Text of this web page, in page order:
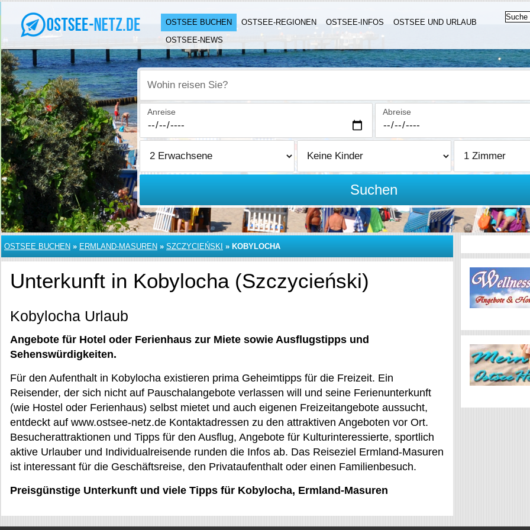
OSTSEE BUCHEN OSTSEE-REGIONEN OSTSEE-INFOS
OSTSEE UND URLAUB
OSTSEE-NEWS
Wohin reisen Sie?
Anreise Abreise
Suchen
OSTSEE BUCHEN » ERMLAND-MASUREN » SZCZYCIEŃSKI » KOBYLOCHA
Unterkunft in Kobylocha (Szczycieński)
Kobylocha Urlaub
Angebote für Hotel oder Ferienhaus zur Miete sowie Ausflugstipps und
Sehenswürdigkeiten.
Für den Aufenthalt in Kobylocha existieren prima Geheimtipps für die Freizeit. Ein
Reisender, der sich nicht auf Pauschalangebote verlassen will und seine Ferienunterkunft
(wie Hostel oder Ferienhaus) selbst mietet und auch eigenen Freizeitangebote aussucht,
entdeckt auf www.ostsee-netz.de Kontaktadressen zu den attraktiven Angeboten vor Ort.
Besucherattraktionen und Tipps für den Ausflug, Angebote für Kulturinteressierte, sportlich
aktive Urlauber und Individualreisende runden die Infos ab. Das Reiseziel Ermland-Masuren
ist interessant für die Geschäftsreise, den Privataufenthalt oder einen Familienbesuch.
Preisgünstige Unterkunft und viele Tipps für Kobylocha, Ermland-Masuren